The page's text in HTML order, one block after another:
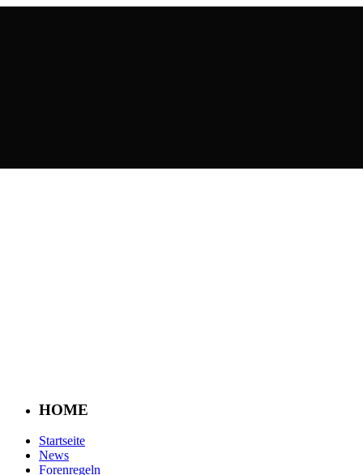
HOME
Startseite
News
Forenregeln